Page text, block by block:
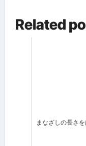
Related
まなざしの長さ